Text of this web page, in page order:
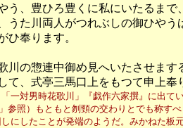
豊ひろ豊くに私にいたるまで
川両人がつれぶしの御ひやう
奉ります。
惣連中御め見へいたさせます
式亭三馬口上をもつて申上奉
男時花歌川」『戯作六家撰』に出てい
）もともと刎頸の交わりとでも称すべ
たことが発端のようだ。みかねた板元